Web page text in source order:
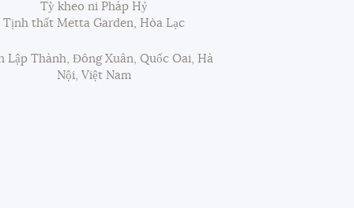
Tỳ kheo ni Pháp Hỷ
Tịnh thất Metta Garden, Hòa Lạc
Lập Thành, Đông Xuân, Quốc Oai, Hà
Nội, Việt Nam